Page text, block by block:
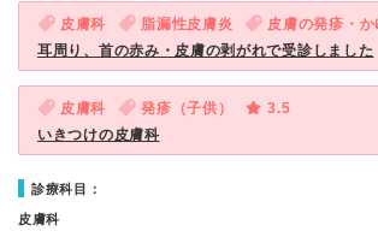
皮膚科 脂漏性皮膚炎 皮膚の発疹・か
耳周り、首の赤み・皮膚の剥がれで受診しました
皮膚科 発疹（子供）
3.5
いきつけの皮膚科
診療科目：
皮膚科